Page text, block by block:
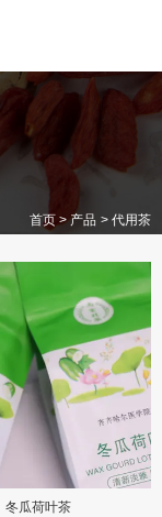
首页 >产品 > 代用茶
冬瓜荷叶茶